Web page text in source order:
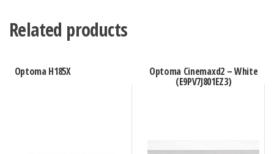
Related products
Optoma H185X Optoma Cinemaxd2 – White
(E9PV7J801EZ3)